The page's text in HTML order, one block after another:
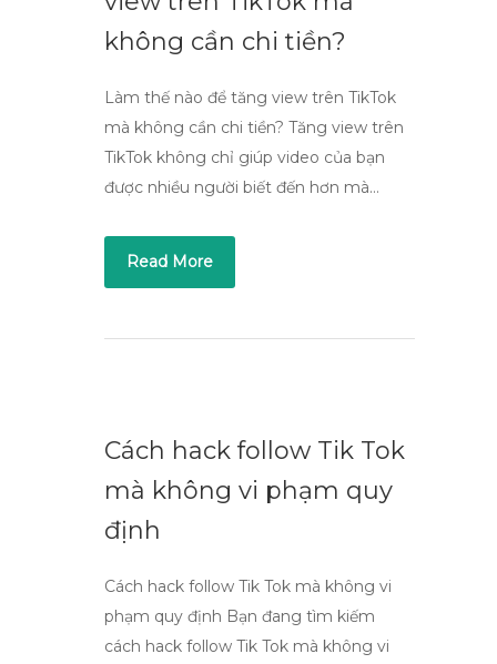
không cần chi tiền?
Làm thế nào để tăng view trên TikTok
mà không cần chi tiền? Tăng view trên
TikTok không chỉ giúp video của bạn
được nhiều người biết đến hơn mà…
Read More
Cách hack follow Tik Tok
mà không vi phạm quy
định
Cách hack follow Tik Tok mà không vi
phạm quy định Bạn đang tìm kiếm
cách hack follow Tik Tok mà không vi